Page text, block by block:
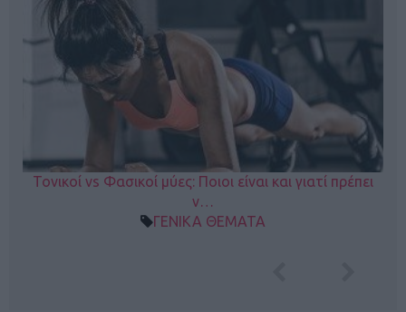
Τονικοί vs Φασικοί μύες: Ποιοι είναι και γιατί πρέπει
ν…
ΓΕΝΙΚΑ ΘΕΜΑΤΑ